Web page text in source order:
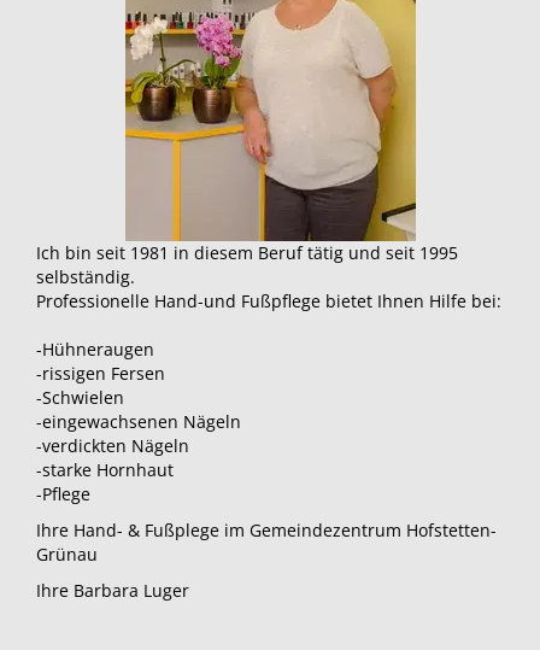
Ich bin seit 1981 in diesem Beruf tätig und seit 1995
selbständig.
Professionelle Hand-und Fußpflege bietet Ihnen Hilfe bei:
-Hühneraugen
-rissigen Fersen
-Schwielen
-eingewachsenen Nägeln
-verdickten Nägeln
-starke Hornhaut
-Pflege
Ihre Hand- & Fußplege im Gemeindezentrum Hofstetten-
Grünau
Ihre Barbara Luger